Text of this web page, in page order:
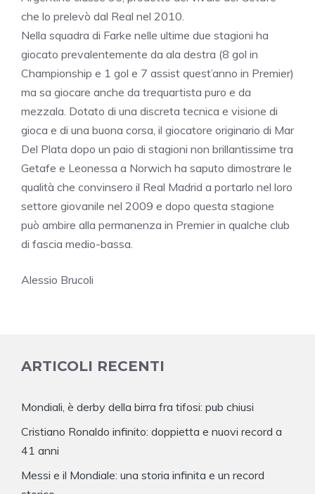
che lo prelevò dal Real nel 2010.
Nella squadra di Farke nelle ultime due stagioni ha
giocato prevalentemente da ala destra (8 gol in
Championship e 1 gol e 7 assist quest’anno in Premier)
ma sa giocare anche da trequartista puro e da
mezzala. Dotato di una discreta tecnica e visione di
gioca e di una buona corsa, il giocatore originario di Mar
Del Plata dopo un paio di stagioni non brillantissime tra
Getafe e Leonessa a Norwich ha saputo dimostrare le
qualità che convinsero il Real Madrid a portarlo nel loro
settore giovanile nel 2009 e dopo questa stagione
può ambire alla permanenza in Premier in qualche club
di fascia medio-bassa.
Alessio Brucoli
ARTICOLI RECENTI
Mondiali, è derby della birra fra tifosi: pub chiusi
Cristiano Ronaldo infinito: doppietta e nuovi record a
41 anni
Messi e il Mondiale: una storia infinita e un record